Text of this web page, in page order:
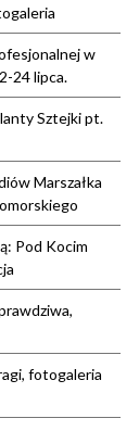
w
24 lipca.
Sztejki pt.
Marszałka
Pod Kocim
fotogaleria